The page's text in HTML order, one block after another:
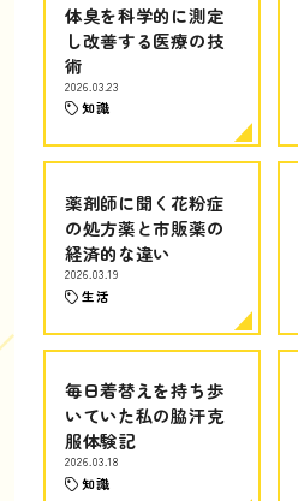
体臭を科学的に測定
し改善する医療の技
術
2026.03.23
知識
薬剤師に聞く花粉症
の処方薬と市販薬の
経済的な違い
2026.03.19
生活
毎日着替えを持ち歩
いていた私の脇汗克
服体験記
2026.03.18
知識